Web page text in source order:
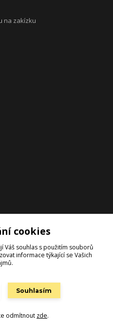
na zakízku
Eshop-rychle.cz
cookies
Váš souhlas s použitím souborů
informace týkající se Vašich
Souhlasím
odmítnout zde.